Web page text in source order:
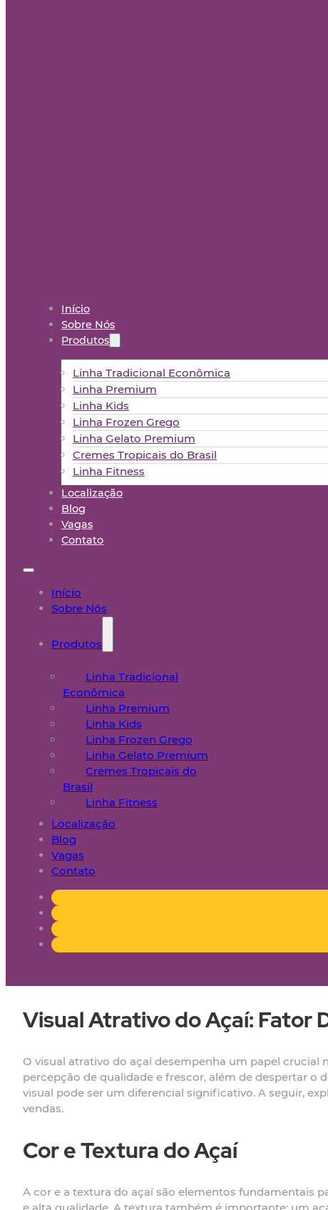
Início
Sobre Nós
Produtos
Linha Tradicional Econômica
Linha Premium
Linha Kids
Linha Frozen Grego
Linha Gelato Premium
Cremes Tropicais do Brasil
Linha Fitness
Localização
Blog
Vagas
Contato
Início
Sobre Nós
Produtos
Linha Tradicional
Econômica
Linha Premium
Linha Kids
Linha Frozen Grego
Linha Gelato Premium
Cremes Tropicais do
Brasil
Linha Fitness
Localização
Blog
Vagas
Contato
Visual Atrativo do Açaí: Fator
O visual atrativo do açaí desempenha um papel
percepção de qualidade e frescor, além de despertar o
visual pode ser um diferencial significativo. A seguir,
vendas.
Cor e Textura do Açaí
A cor e a textura do açaí são elementos fundamentais
e alta qualidade. A textura também é importante; um